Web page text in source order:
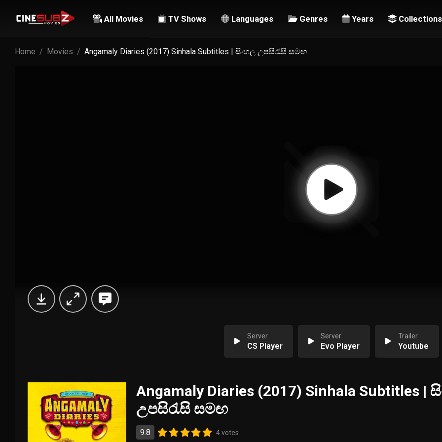
All Movies TV Shows Languages Genres Years Collections
Home Movies Angamaly Diaries (2017) Sinhala Subtitles | සිංහල උපසිරැසි සමඟ
Server
CS Player
Server
Evo Player
Trailer
Youtube
Angamaly Diaries (2017) Sinhala Subtitles |
උපසිරැසි සමඟ
9.8 4 votes